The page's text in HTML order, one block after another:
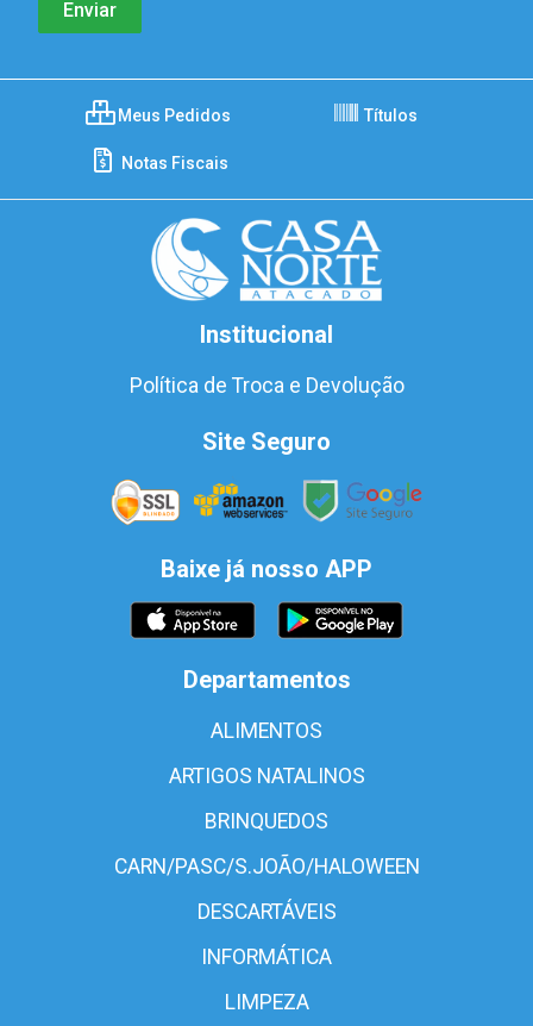
Meus Pedidos Títulos
Notas Fiscais
Institucional
Política de Troca e Devolução
Site Seguro
Baixe já nosso APP
Departamentos
ALIMENTOS
ARTIGOS NATALINOS
BRINQUEDOS
CARN/PASC/S.JOÃO/HALOWEEN
DESCARTÁVEIS
INFORMÁTICA
LIMPEZA